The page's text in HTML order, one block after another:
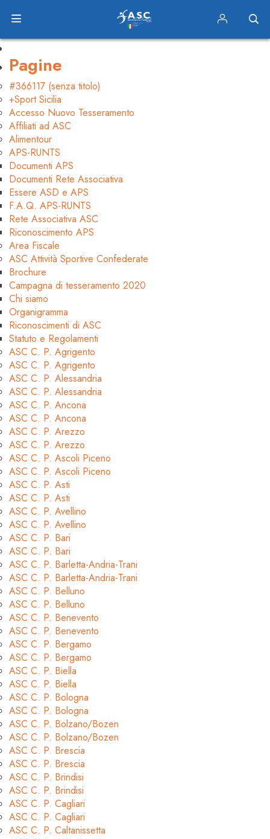
Equitazione Naturale
12-04-2016
Pagine
#366117 (senza titolo)
+Sport Sicilia
Accesso Nuovo Tesseramento
Affiliati ad ASC
Alimentour
APS-RUNTS
Documenti APS
Documenti Rete Associativa
Essere ASD e APS
F.A.Q. APS-RUNTS
Rete Associativa ASC
Riconoscimento APS
Area Fiscale
ASC Attività Sportive Confederate
Brochure
Campagna di tesseramento 2020
Chi siamo
Organigramma
Riconoscimenti di ASC
Statuto e Regolamenti
ASC C. P. Agrigento
ASC C. P. Agrigento
ASC C. P. Alessandria
ASC C. P. Alessandria
ASC C. P. Ancona
ASC C. P. Ancona
ASC C. P. Arezzo
ASC C. P. Arezzo
ASC C. P. Ascoli Piceno
ASC C. P. Ascoli Piceno
ASC C. P. Asti
ASC C. P. Asti
ASC C. P. Avellino
ASC C. P. Avellino
ASC C. P. Bari
ASC C. P. Bari
ASC C. P. Barletta-Andria-Trani
ASC C. P. Barletta-Andria-Trani
ASC C. P. Belluno
ASC C. P. Belluno
ASC C. P. Benevento
ASC C. P. Benevento
ASC C. P. Bergamo
ASC C. P. Bergamo
ASC C. P. Biella
ASC C. P. Biella
ASC C. P. Bologna
ASC C. P. Bologna
ASC C. P. Bolzano/Bozen
ASC C. P. Bolzano/Bozen
ASC C. P. Brescia
ASC C. P. Brescia
ASC C. P. Brindisi
ASC C. P. Brindisi
ASC C. P. Cagliari
ASC C. P. Cagliari
ASC C. P. Caltanissetta